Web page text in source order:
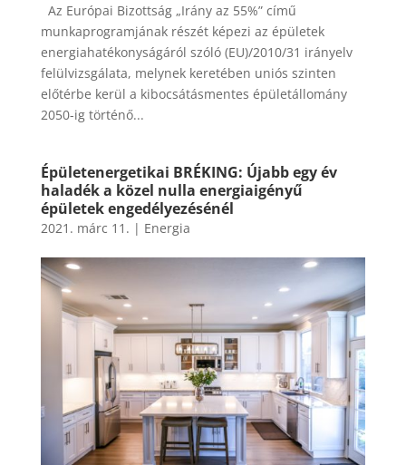
Az Európai Bizottság „Irány az 55%” című
munkaprogramjának részét képezi az épületek
energiahatékonyságáról szóló (EU)/2010/31 irányelv
felülvizsgálata, melynek keretében uniós szinten
előtérbe kerül a kibocsátásmentes épületállomány
2050-ig történő...
Épületenergetikai BRÉKING: Újabb egy év
haladék a közel nulla energiaigényű
épületek engedélyezésénél
2021. márc 11. | Energia